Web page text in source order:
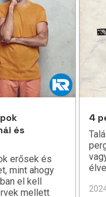
és
erősek és
mint ahogy
el kell
mellett
4